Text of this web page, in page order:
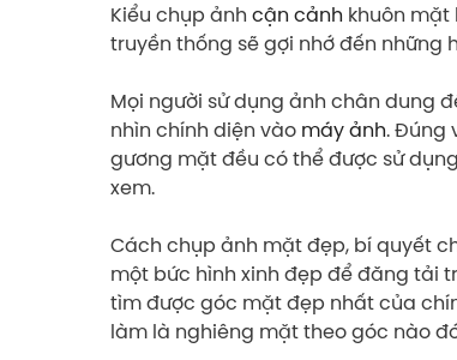
Kiểu chụp ảnh cận cảnh khuôn mặt
truyền thống sẽ gợi nhớ đến những
Mọi người sử dụng ảnh chân dung
nhìn chính diện vào máy ảnh. Đúng
gương mặt đều có thể được sử
xem.
Cách chụp ảnh mặt đẹp, bí quyết
một bức hình xinh đẹp để đăng tải
tìm được góc mặt đẹp nhất của
làm là nghiêng mặt theo góc nào